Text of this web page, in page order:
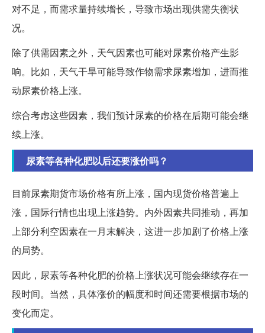
对不足，而需求量持续增长，导致市场出现供需失衡状
况。
除了供需因素之外，天气因素也可能对尿素价格产生影
响。比如，天气干旱可能导致作物需求尿素增加，进而推
动尿素价格上涨。
综合考虑这些因素，我们预计尿素的价格在后期可能会继
续上涨。
尿素等各种化肥以后还要涨价吗？
目前尿素期货市场价格有所上涨，国内现货价格普遍上
涨，国际行情也出现上涨趋势。内外因素共同推动，再加
上部分利空因素在一月末解决，这进一步加剧了价格上涨
的局势。
因此，尿素等各种化肥的价格上涨状况可能会继续存在一
段时间。当然，具体涨价的幅度和时间还需要根据市场的
变化而定。